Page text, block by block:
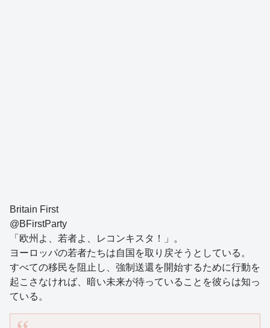
Britain First
@BFirstParty
「欧州よ、若者よ、レコンキスタ！」。
ヨーロッパの若者たちは自国を取り戻そうとしている。
すべての移民を阻止し、強制送還を開始するために行動を
起こさなければ、暗い未来が待っていることを彼らは知っ
ている。